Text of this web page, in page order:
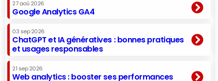
27 aoû 2026
Google Analytics GA4
03 sep 2026
ChatGPT et IA génératives : bonnes pratiques
et usages responsables
21 sep 2026
Web analytics : booster ses performances